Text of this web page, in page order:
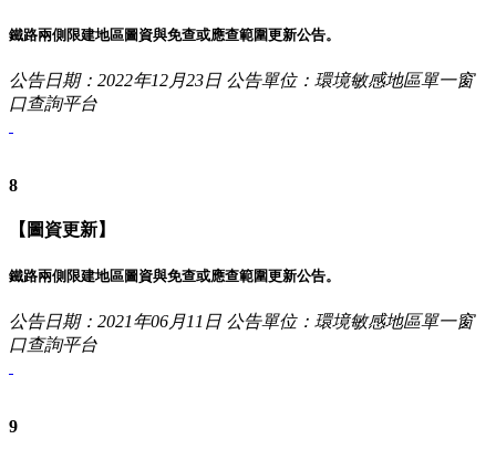
鐵路兩側限建地區圖資與免查或應查範圍更新公告。
公告日期：2022年12月23日 公告單位：環境敏感地區單一窗
口查詢平台
8
【圖資更新】
鐵路兩側限建地區圖資與免查或應查範圍更新公告。
公告日期：2021年06月11日 公告單位：環境敏感地區單一窗
口查詢平台
9